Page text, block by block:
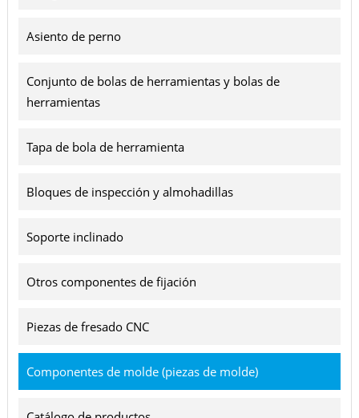
Asiento de perno
Conjunto de bolas de herramientas y bolas de
herramientas
Tapa de bola de herramienta
Bloques de inspección y almohadillas
Soporte inclinado
Otros componentes de fijación
Piezas de fresado CNC
Componentes de molde (piezas de molde)